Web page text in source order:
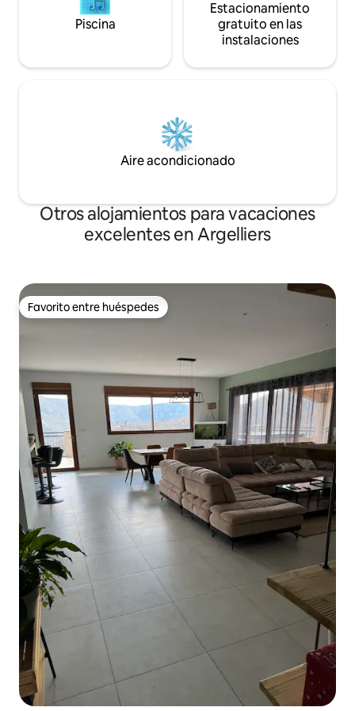
Piscina
Estacionamiento
gratuito en las
instalaciones
Aire acondicionado
Otros alojamientos para vacaciones
excelentes en Argelliers
Favorito entre huéspedes
Favorito entre huéspedes